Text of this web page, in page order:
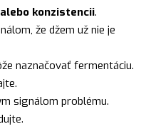
konzistencii.
že džem už nie je
naznačovať fermentáciu.
signálom problému.